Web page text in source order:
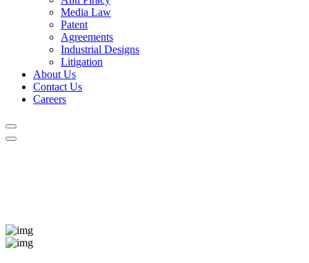
Media Law
Patent
Agreements
Industrial Designs
Litigation
About Us
Contact Us
Careers